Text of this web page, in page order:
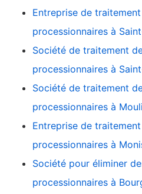
Entreprise de
processionnaires à
Société de traitement
processionnaires à
Société de traitement
processionnaires à
Entreprise de
processionnaires à
Société pour éliminer
processionnaires à